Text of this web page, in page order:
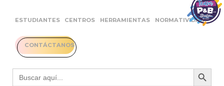
ESTUDIANTES CENTROS HERRAMIENTAS NORMATIVIDAD
CONTÁCTANOS
Buscar: Botón